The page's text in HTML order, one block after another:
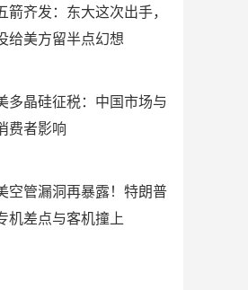
箭齐发：东大这次出手，
给美方留半点幻想
多晶硅征税：中国市场与
费者影响
空管漏洞再暴露！特朗普
机差点与客机撞上